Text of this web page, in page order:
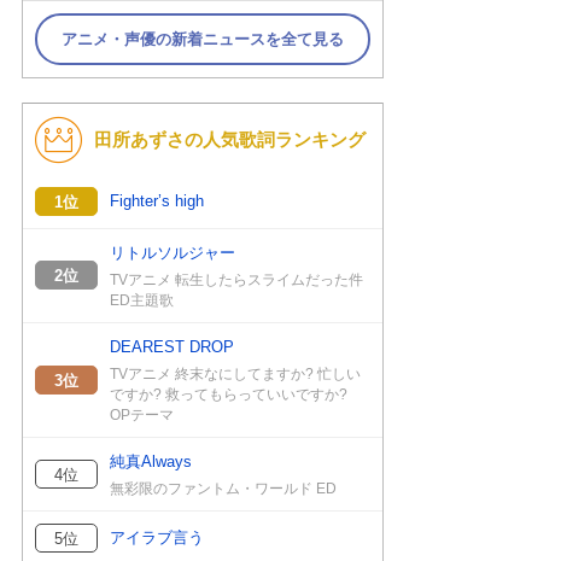
アニメ・声優の新着ニュースを全て見る
田所あずさの人気歌詞ランキング
1位 Fighter’s high
2位
リトルソルジャー
TVアニメ 転生したらスライムだった件
ED主題歌
3位
DEAREST DROP
TVアニメ 終末なにしてますか? 忙しい
ですか? 救ってもらっていいですか?
OPテーマ
4位
純真Always
無彩限のファントム・ワールド ED
5位 アイラブ言う